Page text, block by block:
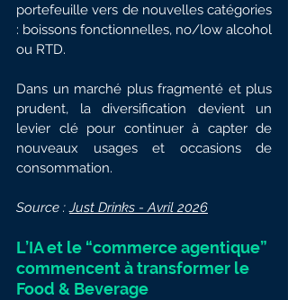
portefeuille vers de nouvelles catégories
: boissons fonctionnelles, no/low alcohol
ou RTD.
Dans un marché plus fragmenté et plus
prudent, la diversification devient un
levier clé pour continuer à capter de
nouveaux usages et occasions de
consommation.
Source : Just Drinks - Avril 2026
L’IA et le “commerce agentique”
commencent à transformer le
Food & Beverage